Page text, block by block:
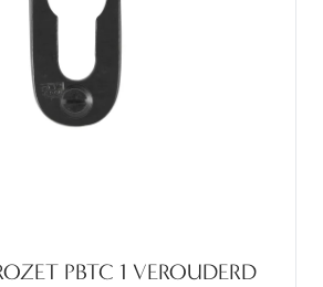
PBTC 1 VEROUDERD